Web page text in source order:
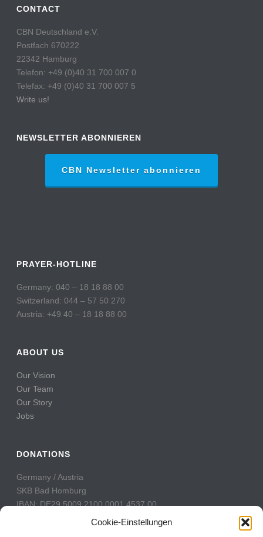
Cookie-Einstellungen
CONTACT
CBN Deutschland e.V.
Postfach 670222
22342 Hamburg
Telefon: +49 (0)40 31 700 007 0
Telefax: +49 (0)40 31 700 007 5
Write us!
NEWSLETTER ABONNIEREN
CBN Newsletter abonnieren
PRAYER-HOTLINE
Germany: 040 – 18 18 88 00
Switzerland: 044 – 57 50 270
Austria: +49 40 – 18 18 88 00
ABOUT US
Our Vision
Our Team
Our Story
Jobs
DONATIONS
Germany / Austria
SKB Bad Homburg
IBAN: DE29 5009 2100 0001 4537 00
BIC: GENODE51BH2